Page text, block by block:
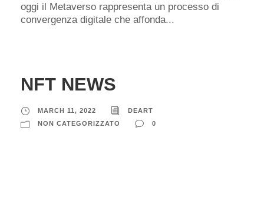
oggi il Metaverso rappresenta un processo di
convergenza digitale che affonda...
NFT NEWS
MARCH 11, 2022
DEART
NON CATEGORIZZATO
0